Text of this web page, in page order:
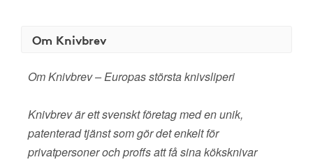
Om Knivbrev
Om Knivbrev – Europas största knivsliperi
Knivbrev är ett svenskt företag med en unik,
patenterad tjänst som gör det enkelt för
privatpersoner och proffs att få sina köksknivar